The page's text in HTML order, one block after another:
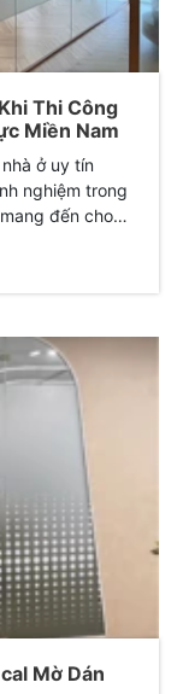
Thi Công
Miền Nam
ở uy tín
nghiệm trong
đến cho
Mờ Dán